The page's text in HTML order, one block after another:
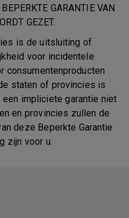
GARANTIE VAN
GEZET.
is de uitsluiting of
voor incidentele
consumentenproducten
staten of provincies is
impliciete garantie niet
en provincies zullen de
deze Beperkte Garantie
zijn voor u.